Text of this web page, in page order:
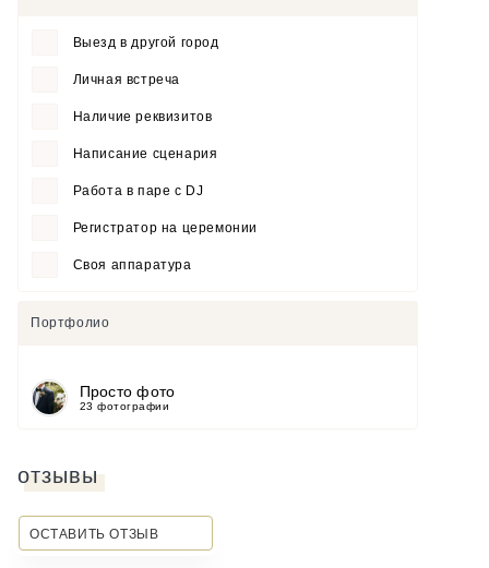
Выезд в другой город
Личная встреча
Наличие реквизитов
Написание сценария
Работа в паре с DJ
Регистратор на церемонии
Своя аппаратура
Портфолио
Просто фото
23 фотографии
отзывы
ОСТАВИТЬ ОТЗЫВ